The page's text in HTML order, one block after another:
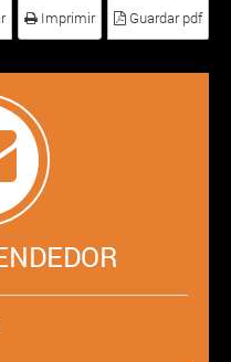
Imprimir Guardar pdf